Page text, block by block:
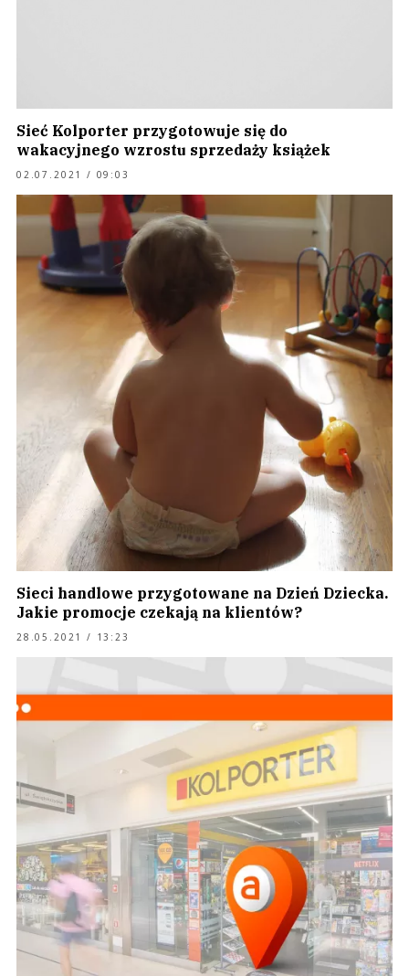
Sieć Kolporter przygotowuje się do
wakacyjnego wzrostu sprzedaży książek
02.07.2021 / 09:03
Sieci handlowe przygotowane na Dzień Dziecka.
Jakie promocje czekają na klientów?
28.05.2021 / 13:23